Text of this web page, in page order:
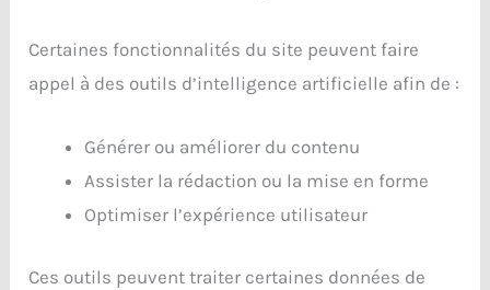
Certaines fonctionnalités du site peuvent faire
appel à des outils d’intelligence artificielle afin de :
Générer ou améliorer du contenu
Assister la rédaction ou la mise en forme
Optimiser l’expérience utilisateur
Ces outils peuvent traiter certaines données de